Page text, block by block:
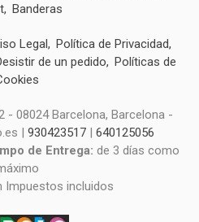
Banderas
Legal
Política de Privacidad
de un pedido
Políticas de
- 08024 Barcelona, Barcelona -
| 930423517| 640125056
de Entrega: de 3 días como
Impuestos incluidos